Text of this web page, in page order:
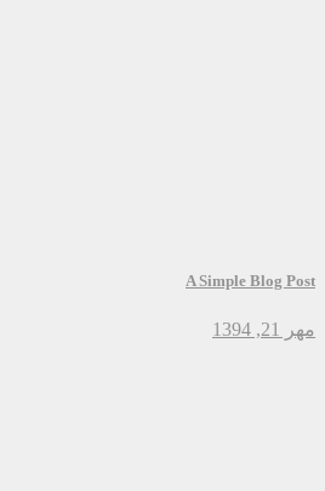
A Simple Blog Post
مهر 21, 1394